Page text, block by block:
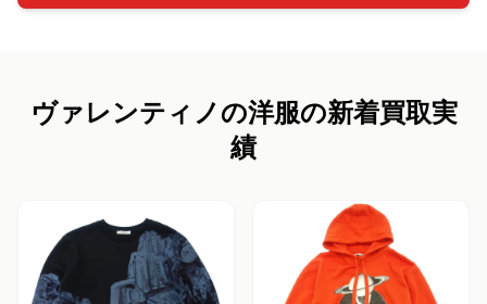
ヴァレンティノの洋服の新着買取実
績